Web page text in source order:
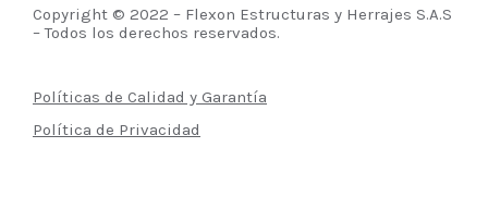
Copyright © 2022 – Flexon Estructuras y Herrajes S.A.S
– Todos los derechos reservados.
Políticas de Calidad y Garantía
Política de Privacidad